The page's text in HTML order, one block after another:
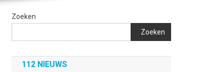
Zoeken
Zoeken
112 NIEUWS